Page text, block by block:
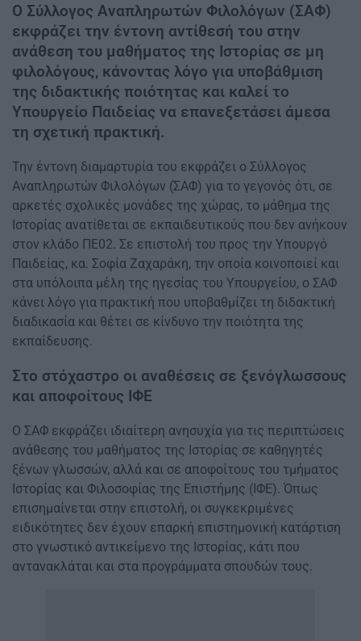
Ο Σύλλογος Αναπληρωτών Φιλολόγων (ΣΑΦ)
εκφράζει την έντονη αντίθεσή του στην
ανάθεση του μαθήματος της Ιστορίας σε μη
φιλολόγους, κάνοντας λόγο για υποβάθμιση
της διδακτικής ποιότητας και καλεί το
Υπουργείο Παιδείας να επανεξετάσει άμεσα
τη σχετική πρακτική.
Την έντονη διαμαρτυρία του εκφράζει ο Σύλλογος
Αναπληρωτών Φιλολόγων (ΣΑΦ) για το γεγονός ότι, σε
αρκετές σχολικές μονάδες της χώρας, το μάθημα της
Ιστορίας ανατίθεται σε εκπαιδευτικούς που δεν ανήκουν
στον κλάδο ΠΕ02. Σε επιστολή του προς την Υπουργό
Παιδείας, κα. Σοφία Ζαχαράκη, την οποία κοινοποιεί και
στα υπόλοιπα μέλη της ηγεσίας του Υπουργείου, ο ΣΑΦ
κάνει λόγο για πρακτική που υποβαθμίζει τη διδακτική
διαδικασία και θέτει σε κίνδυνο την ποιότητα της
εκπαίδευσης.
Στο στόχαστρο οι αναθέσεις σε ξενόγλωσσους
και αποφοίτους ΙΦΕ
Ο ΣΑΦ εκφράζει ιδιαίτερη ανησυχία για τις περιπτώσεις
ανάθεσης του μαθήματος της Ιστορίας σε καθηγητές
ξένων γλωσσών, αλλά και σε αποφοίτους του τμήματος
Ιστορίας και Φιλοσοφίας της Επιστήμης (ΙΦΕ). Όπως
επισημαίνεται στην επιστολή, οι συγκεκριμένες
ειδικότητες δεν έχουν επαρκή επιστημονική κατάρτιση
στο γνωστικό αντικείμενο της Ιστορίας, κάτι που
αντανακλάται και στα προγράμματα σπουδών τους.